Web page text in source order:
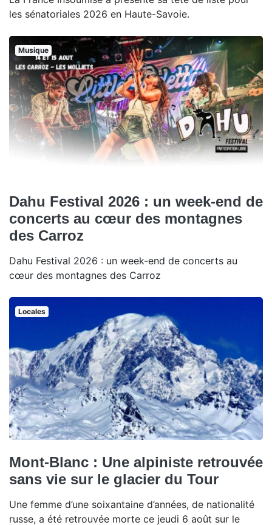
les sénatoriales 2026 en Haute-Savoie.
Musique
Dahu Festival 2026 : un week-end de
concerts au cœur des montagnes
des Carroz
Dahu Festival 2026 : un week-end de concerts au
cœur des montagnes des Carroz
Locales
Mont-Blanc : Une alpiniste retrouvée
sans vie sur le glacier du Tour
Une femme d’une soixantaine d’années, de nationalité
russe, a été retrouvée morte ce jeudi 6 août sur le